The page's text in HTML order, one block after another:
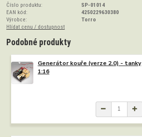
Číslo produktu:
SP-01014
EAN kód:
4250229630380
Výrobce:
Torro
Hlídat cenu / dostupnost
Podobné produkty
Generátor kouře (verze 2.0) - tanky
1:16